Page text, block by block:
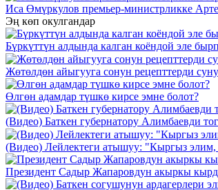
Иса Өмүркулов премьер-министрликке
Эң көп окулгандар
Бүркүттүн алдында калган коёндой эле
Жөтөлдөн айыгууга сонун рецепттерди
Өлгөн адамдар түшкө кирсе эмне болот?
(Видео) Баткен губернатору Алимбаевди
(Видео) Лейлектеги атышуу: "Кыргыз
Президент Садыр Жапаровдун акыркы